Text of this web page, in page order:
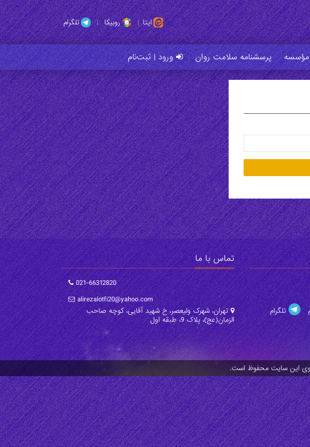
ایتا | روبیکا | تلگرام
مؤسسه پرسشنامه سلامت روان ورود | ثبت‌نام
تلگرام
تماس با ما
021-66312820
alirezalotfi20@yahoo.com
تهران، شهرک ولیعصر، خ شهید آقایی، کوچه صاحب
الزمان(عج)، پلاک 9، طبقه اول